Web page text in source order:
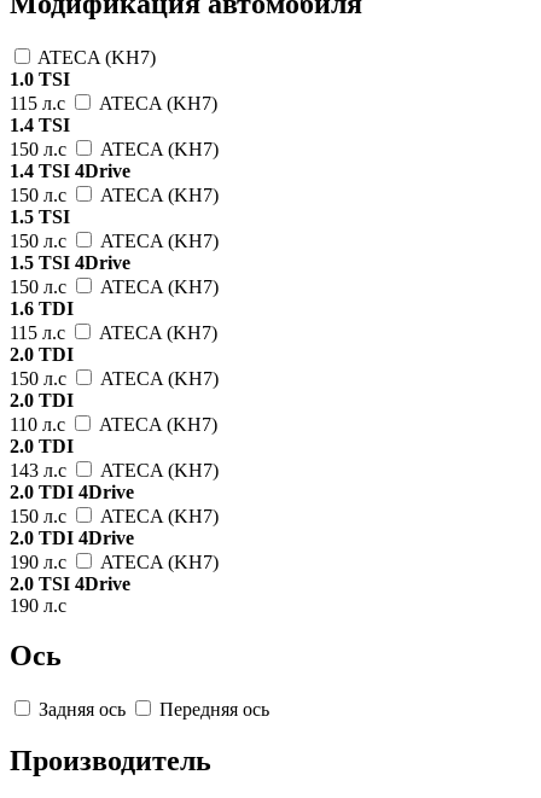
ATECA (KH7)
1.0 TSI
115 л.с
ATECA (KH7)
1.4 TSI
150 л.с
ATECA (KH7)
1.4 TSI 4Drive
150 л.с
ATECA (KH7)
1.5 TSI
150 л.с
ATECA (KH7)
1.5 TSI 4Drive
150 л.с
ATECA (KH7)
1.6 TDI
115 л.с
ATECA (KH7)
2.0 TDI
150 л.с
ATECA (KH7)
2.0 TDI
110 л.с
ATECA (KH7)
2.0 TDI
143 л.с
ATECA (KH7)
2.0 TDI 4Drive
150 л.с
ATECA (KH7)
2.0 TDI 4Drive
190 л.с
ATECA (KH7)
2.0 TSI 4Drive
190 л.с
Ось
Задняя ось Передняя ось
Производитель